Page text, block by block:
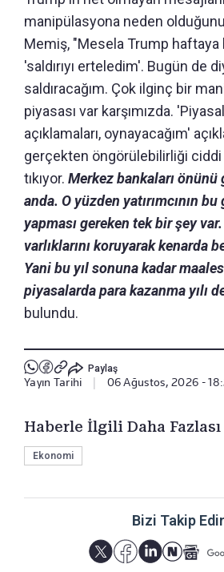
manipülasyona neden
Memiş, "Mesela Trump haftaya
'saldırıyı erteledim'. Bugün de
saldıracağım. Çok ilginç bir
piyasası var karşımızda.
açıklamaları, oynayacağım'
gerçekten öngörülebilirliği ciddi
tıkıyor. Merkez bankaları
anda. O yüzden yatırımcının
yapması gereken tek bir şey
varlıklarını koruyarak kenarda
Yani bu yıl sonuna kadar
piyasalarda para kazanma yılı
bulundu.
Paylaş
Yayın Tarihi 06 Ağustos, 2026 -
Haberle İlgili Daha Fazlası
Ekonomi
Bizi Takip